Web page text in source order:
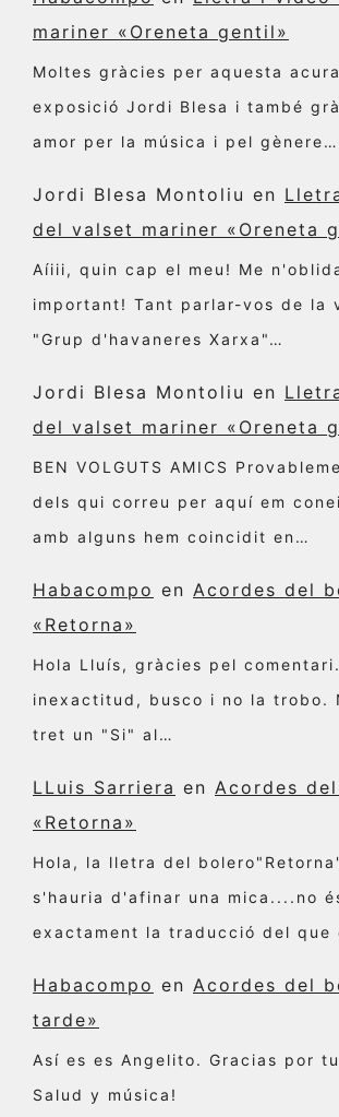
mariner «Oreneta gentil»
Moltes gràcies per aquesta
exposició Jordi Blesa i també
amor per la música i pel gènere…
Jordi Blesa Montoliu en
del valset mariner «Oreneta
Aíiii, quin cap el meu! Me
important! Tant parlar-vos de la
"Grup d'havaneres Xarxa"…
Jordi Blesa Montoliu en
del valset mariner «Oreneta
BEN VOLGUTS AMICS
dels qui correu per aquí em
amb alguns hem coincidit en…
Habacompo en Acordes del
«Retorna»
Hola Lluís, gràcies pel
inexactitud, busco i no la trobo.
tret un "Si" al…
LLuis Sarriera en Acordes
«Retorna»
Hola, la lletra del
s'hauria d'afinar una mica....no
exactament la traducció del que
Habacompo en Acordes del
tarde»
Así es es Angelito. Gracias por
Salud y música!